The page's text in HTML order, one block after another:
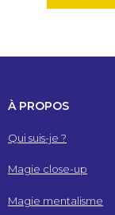
À PROPOS
Qui suis-je ?
Magie close-up
Magie mentalisme